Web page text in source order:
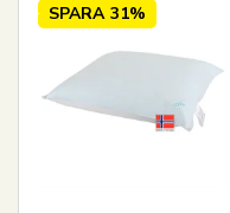
SPARA 31%